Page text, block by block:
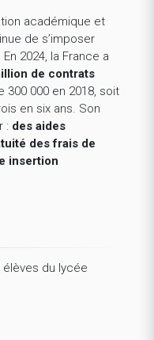
académique et
de s’imposer
2024, la France a
de contrats
300 000 en 2018, soit
en six ans. Son
: des aides
des frais de
insertion
du lycée